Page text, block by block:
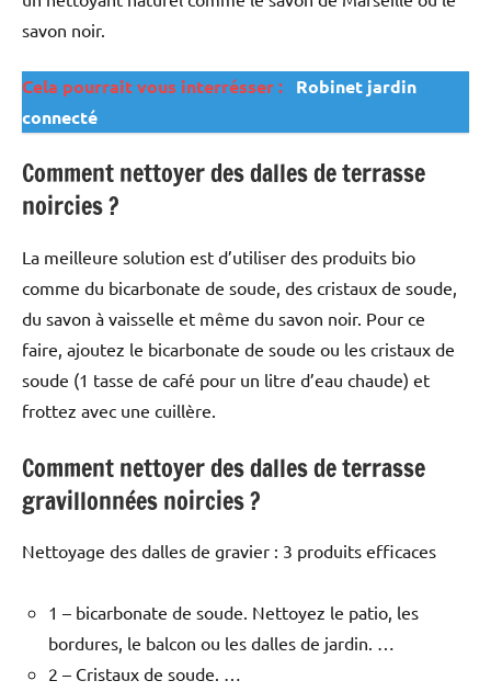
savon noir.
Cela pourrait vous interrésser :
Robinet jardin
connecté
Comment nettoyer des dalles de terrasse
noircies ?
La meilleure solution est d’utiliser des produits bio
comme du bicarbonate de soude, des cristaux de soude,
du savon à vaisselle et même du savon noir. Pour ce
faire, ajoutez le bicarbonate de soude ou les cristaux de
soude (1 tasse de café pour un litre d’eau chaude) et
frottez avec une cuillère.
Comment nettoyer des dalles de terrasse
gravillonnées noircies ?
Nettoyage des dalles de gravier : 3 produits efficaces
1 – bicarbonate de soude. Nettoyez le patio, les
bordures, le balcon ou les dalles de jardin. …
2 – Cristaux de soude. …